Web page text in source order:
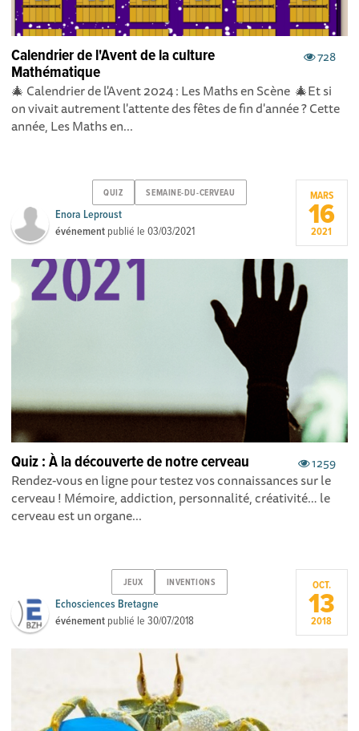
728
Calendrier de l'Avent de la culture
Mathématique
🎄 Calendrier de l'Avent 2024 : Les Maths en Scène 🎄Et si
on vivait autrement l'attente des fêtes de fin d'année ? Cette
année, Les Maths en...
QUIZ SEMAINE-DU-CERVEAU
Enora Leproust
événement publié le03/03/2021
MARS
16
2021
1259
Quiz : À la découverte de notre cerveau
Rendez-vous en ligne pour testez vos connaissances sur le
cerveau ! Mémoire, addiction, personnalité, créativité… le
cerveau est un organe...
JEUX INVENTIONS
Echosciences Bretagne
événement publié le30/07/2018
OCT.
13
2018